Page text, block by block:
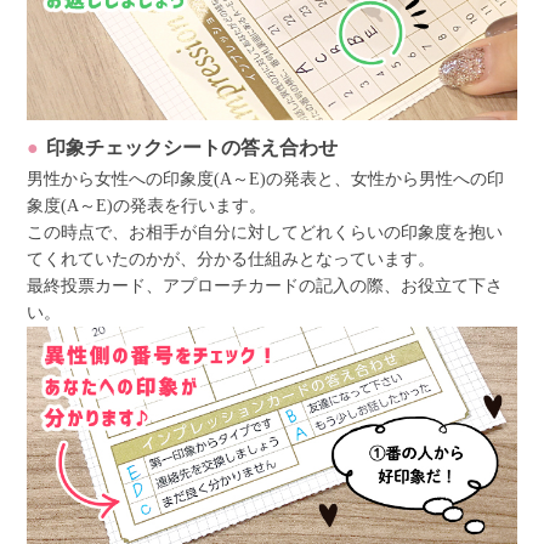
印象チェックシートの答え合わせ
男性から女性への印象度(A～E)の発表と、女性から男性への印
象度(A～E)の発表を行います。
この時点で、お相手が自分に対してどれくらいの印象度を抱い
てくれていたのかが、分かる仕組みとなっています。
最終投票カード、アプローチカードの記入の際、お役立て下さ
い。